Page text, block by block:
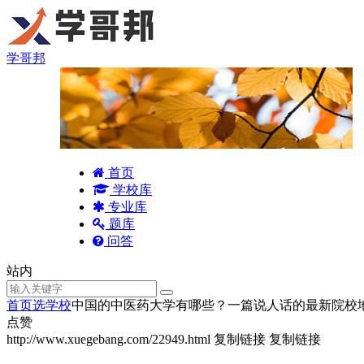
学哥邦
首页
学校库
专业库
题库
问答
站内
首页选学校中国的中医药大学有哪些？一篇说人话的最新院校
点赞
http://www.xuegebang.com/22949.html 复制链接 复制链接